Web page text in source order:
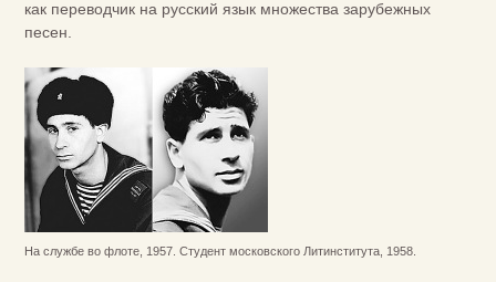
как переводчик на русский язык множества зарубежных
песен.
На службе во флоте, 1957. Студент московского Литинститута, 1958.